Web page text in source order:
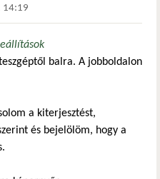
14:19
balra. A jobboldalon
a kiterjesztést,
és bejelölöm, hogy a